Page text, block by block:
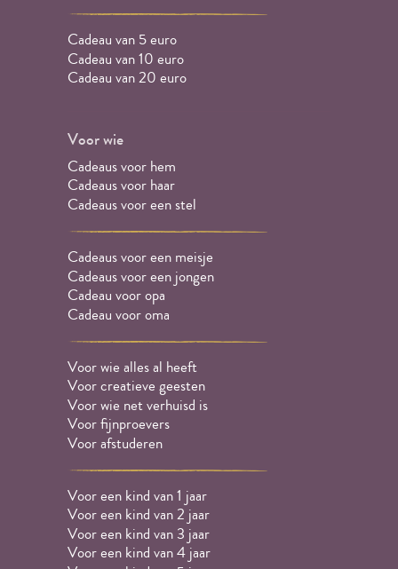
Cadeau van 5 euro
Cadeau van 10 euro
Cadeau van 20 euro
Voor wie
Cadeaus voor hem
Cadeaus voor haar
Cadeaus voor een stel
Cadeaus voor een meisje
Cadeaus voor een jongen
Cadeau voor opa
Cadeau voor oma
Voor wie alles al heeft
Voor creatieve geesten
Voor wie net verhuisd is
Voor fijnproevers
Voor afstuderen
Voor een kind van 1 jaar
Voor een kind van 2 jaar
Voor een kind van 3 jaar
Voor een kind van 4 jaar